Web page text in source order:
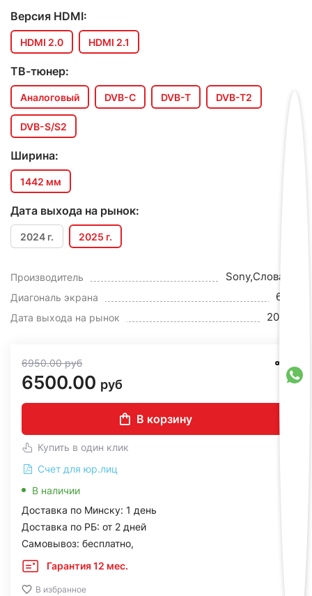
Версия HDMI:
HDMI 2.0 HDMI 2.1
ТВ-тюнер:
Аналоговый DVB-C DVB-T DVB-T2
DVB-S/S2
Ширина:
1442 мм
Дата выхода на рынок:
2024 г. 2025 г.
Производитель Sony,Словакия
Диагональ экрана 64.5"
Дата выхода на рынок 2025 г.
6950.00руб
6500.00 руб
В корзину
Купить в один клик
Счет для юр.лиц
В наличии
Доставка по Минску: 1 день
Доставка по РБ: от 2 дней
Самовывоз: бесплатно,
Гарантия 12 мес.
В избранное